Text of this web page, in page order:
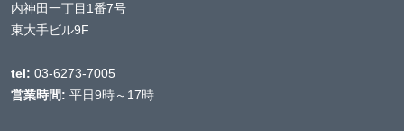
内神田一丁目1番7号
東大手ビル9F
tel: 03-6273-7005
営業時間: 平日9時～17時